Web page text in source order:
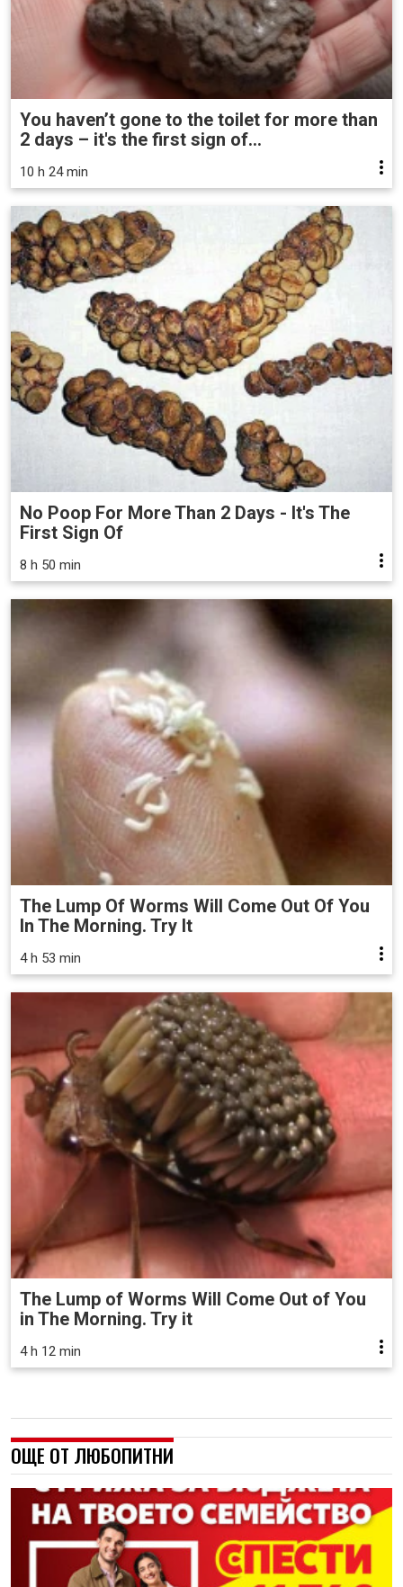
You haven’t gone to the toilet for more than
2 days – it's the first sign of...
10 h 24 min
No Poop For More Than 2 Days - It's The
First Sign Of
8 h 50 min
The Lump Of Worms Will Come Out Of You
In The Morning. Try It
4 h 53 min
The Lump of Worms Will Come Out of You
in The Morning. Try it
4 h 12 min
ОЩЕ ОТ ЛЮБОПИТНИ